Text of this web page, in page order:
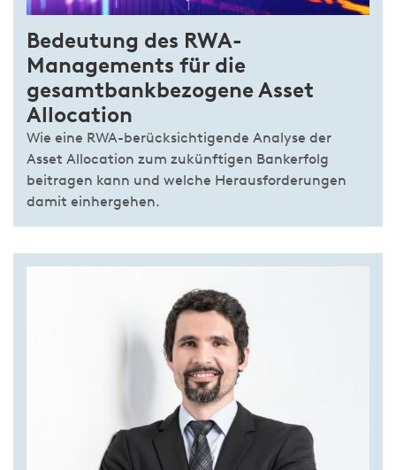
Bedeutung des RWA-
Managements für die
gesamtbankbezogene Asset
Allocation
Wie eine RWA-berücksichtigende Analyse der
Asset Allocation zum zukünftigen Bankerfolg
beitragen kann und welche Herausforderungen
damit einhergehen.